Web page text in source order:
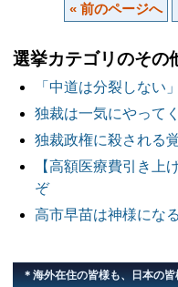
« 前のページへ
選挙カテゴリのその
「中道は分裂しない
独裁は一気にやって
独裁政権に殺される
【高額医療費引き上
ぞ
高市早苗は神様にな
＊海外在住の皆様も、日本の